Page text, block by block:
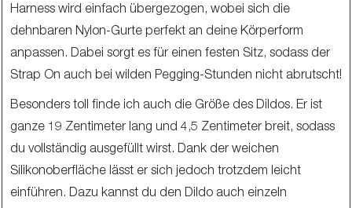
Harness wird einfach übergezogen, wobei sich die
dehnbaren Nylon-Gurte perfekt an deine Körperform
anpassen. Dabei sorgt es für einen festen Sitz, sodass der
Strap On auch bei wilden Pegging-Stunden nicht abrutscht!
Besonders toll finde ich auch die Größe des Dildos. Er ist
ganze 19 Zentimeter lang und 4,5 Zentimeter breit, sodass
du vollständig ausgefüllt wirst. Dank der weichen
Silikonoberfläche lässt er sich jedoch trotzdem leicht
einführen. Dazu kannst du den Dildo auch einzeln